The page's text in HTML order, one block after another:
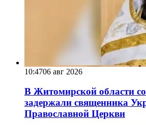
10:4706 авг 2026
В Житомирской области
задержали священника
Православной Церкви